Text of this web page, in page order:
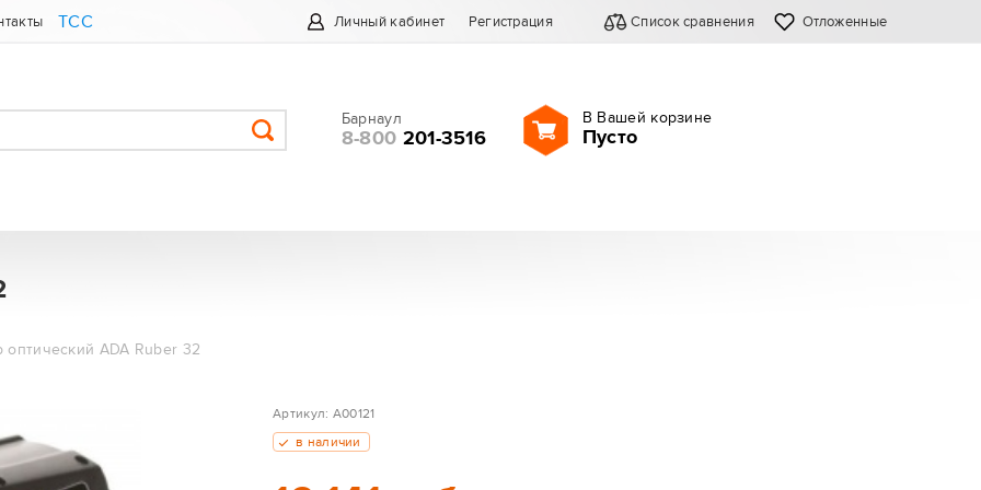
ТСС Личный кабинет Регистрация Список сравнения Отложенные
Барнаул
8-800 201-3516
В Вашей корзине
Пусто
оптический ADA Ruber 32
Артикул: А00121
в наличии